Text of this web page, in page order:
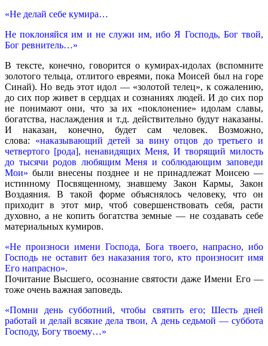
«Не делай себе кумира…
Не поклоняйся им и не служи им, ибо Я Господь, Бог твой,
Бог ревнитель…»
В тексте, конечно, говорится о кумирах-идолах (вспомните
золотого тельца, отлитого евреями, пока Моисей был на горе
Синай). Но ведь этот идол — «золотой телец», к сожалению,
до сих пор живет в сердцах и сознаниях людей. И до сих пор
не понимают они, что за их «поклонение» идолам славы,
богатства, наслаждения и т.д. действительно будут наказаны.
И наказан, конечно, будет сам человек. Возможно,
слова: «наказывающий детей за вину отцов до третьего и
четвертого [рода], ненавидящих Меня, И творящий милость
до тысячи родов любящим Меня и соблюдающим заповеди
Мои» были внесены позднее и не принадлежат Моисею —
истинному Посвященному, знавшему Закон Кармы, Закон
Воздаяния. В такой форме объяснялось человеку, что он
приходит в этот мир, чтоб совершенствовать себя, расти
духовно, а не копить богатства земные — не создавать себе
материальных кумиров.
«Не произноси имени Господа, Бога твоего, напрасно, ибо
Господь не оставит без наказания того, кто произносит имя
Его напрасно».
Почитание Высшего, осознание святости даже Имени Его —
тоже очень важная заповедь.
«Помни день субботний, чтобы святить его; Шесть дней
работай и делай всякие дела твои, А день седьмой — суббота
Господу, Богу твоему…»